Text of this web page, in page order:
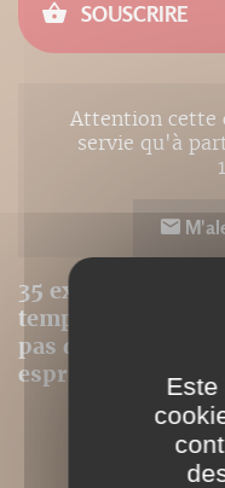
SOUSCRIRE
Attention cette
servie qu'à
35 exercices
temps chargés et
pas que), pour
esprit !
Este